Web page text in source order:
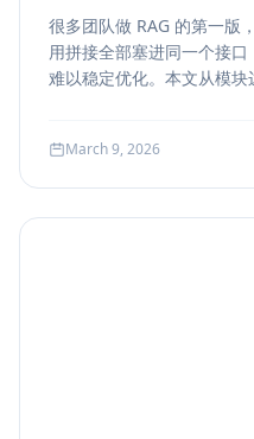
很多团队做 RAG 的第一版
用拼接全部塞进同一个接
难以稳定优化。本文从模
March 9, 2026